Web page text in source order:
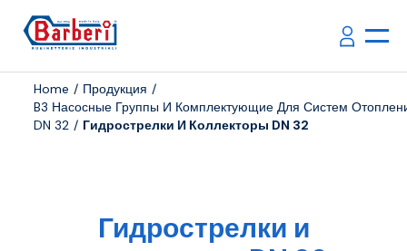
Home
Продукция
B3 Насосные Группы И Комплектующие Для Систем
DN 32
Гидрострелки И Коллекторы DN 32
Гидрострелки и